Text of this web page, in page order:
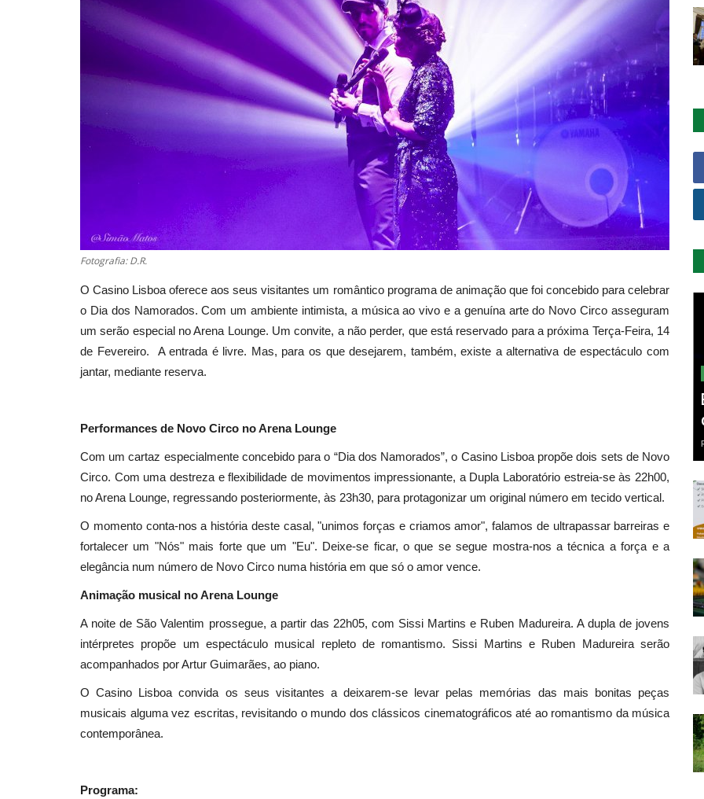
Fotografia: D.R.
O Casino Lisboa oferece aos seus visitantes um romântico programa de animação que foi concebido para celebrar
o Dia dos Namorados. Com um ambiente intimista, a música ao vivo e a genuína arte do Novo Circo asseguram
um serão especial no Arena Lounge. Um convite, a não perder, que está reservado para a próxima Terça-Feira, 14
de Fevereiro. A entrada é livre. Mas, para os que desejarem, também, existe a alternativa de espectáculo com
jantar, mediante reserva.
Performances de Novo Circo no Arena Lounge
Com um cartaz especialmente concebido para o “Dia dos Namorados”, o Casino Lisboa propõe dois sets de Novo
Circo. Com uma destreza e flexibilidade de movimentos impressionante, a Dupla Laboratório estreia-se às 22h00,
no Arena Lounge, regressando posteriormente, às 23h30, para protagonizar um original número em tecido vertical.
O momento conta-nos a história deste casal, "unimos forças e criamos amor", falamos de ultrapassar barreiras e
fortalecer um "Nós" mais forte que um "Eu". Deixe-se ficar, o que se segue mostra-nos a técnica a força e a
elegância num número de Novo Circo numa história em que só o amor vence.
Animação musical no Arena Lounge
A noite de São Valentim prossegue, a partir das 22h05, com Sissi Martins e Ruben Madureira. A dupla de jovens
intérpretes propõe um espectáculo musical repleto de romantismo. Sissi Martins e Ruben Madureira serão
acompanhados por Artur Guimarães, ao piano.
O Casino Lisboa convida os seus visitantes a deixarem-se levar pelas memórias das mais bonitas peças
musicais alguma vez escritas, revisitando o mundo dos clássicos cinematográficos até ao romantismo da música
contemporânea.
Programa: